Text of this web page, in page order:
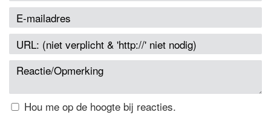
Hou me op de hoogte bij reacties.